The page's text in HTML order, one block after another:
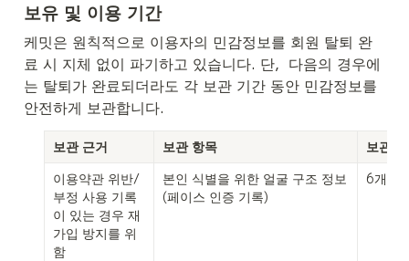
보유 및 이용 기간
케밋은 원칙적으로 이용자의 민감정보를 회원 탈퇴 완
료 시 지체 없이 파기하고 있습니다. 단,  다음의 경우에
는 탈퇴가 완료되더라도 각 보관 기간 동안 민감정보를
안전하게 보관합니다.
보관 근거 보관 항목
보관
이용약관 위반/
부정 사용 기록
이 있는 경우 재
가입 방지를 위
함
본인 식별을 위한 얼굴 구조 정보
(페이스 인증 기록)
6개월